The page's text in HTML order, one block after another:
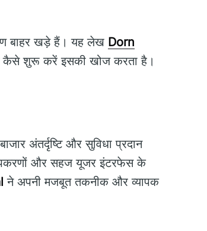
बाहर खड़े हैं। यह लेख Dorn
कैसे शुरू करें इसकी खोज करता है।
अंतर्दृष्टि और सुविधा प्रदान
उपकरणों और सहज यूजर इंटरफेस के
ने अपनी मजबूत तकनीक और व्यापक